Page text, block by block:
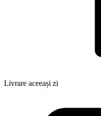
Livrare aceeași zi